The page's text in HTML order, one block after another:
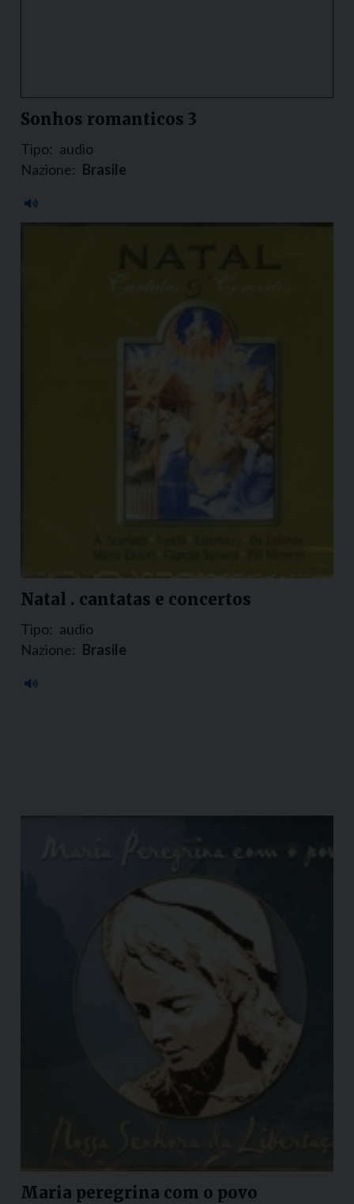
Sonhos romanticos 3
Tipo: audio
Nazione: Brasile
Natal . cantatas e concertos
Tipo: audio
Nazione: Brasile
Maria peregrina com o povo